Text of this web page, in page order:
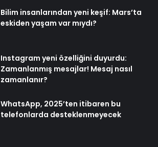
Bilim insanlarından yeni keşif: Mars’ta
eskiden yaşam var mıydı?
Instagram yeni özelliğini duyurdu:
Zamanlanmış mesajlar! Mesaj nasıl
zamanlanır?
WhatsApp, 2025’ten itibaren bu
telefonlarda desteklenmeyecek